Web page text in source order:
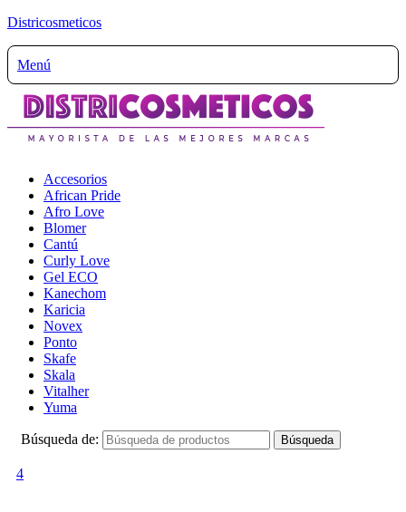
Districosmeticos
Menú
Accesorios
African Pride
Afro Love
Blomer
Cantú
Curly Love
Gel ECO
Kanechom
Karicia
Novex
Ponto
Skafe
Skala
Vitalher
Yuma
Búsqueda de: Búsqueda
4